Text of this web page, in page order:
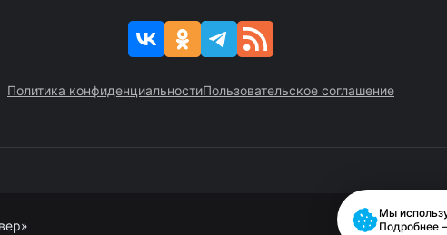
Политика конфиденциальностиПользовательское соглашение
Мы
Подробнее